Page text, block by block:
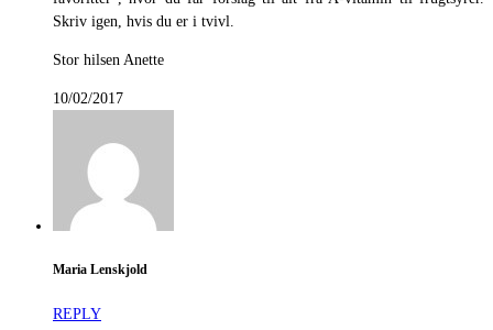
Skriv igen, hvis du er i tvivl.
Stor hilsen Anette
10/02/2017
Maria Lenskjold
REPLY